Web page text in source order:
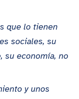
que lo tienen
sociales, su
su economía, no
y unos